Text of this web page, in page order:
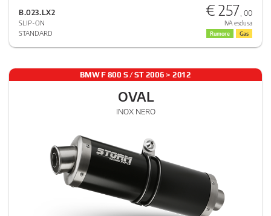
B.023.LX2
SLIP-ON
STANDARD
€ 257, 00
IVA esclusa
Rumore Gas
BMW F 800 S / ST 2006 > 2012
OVAL
INOX NERO